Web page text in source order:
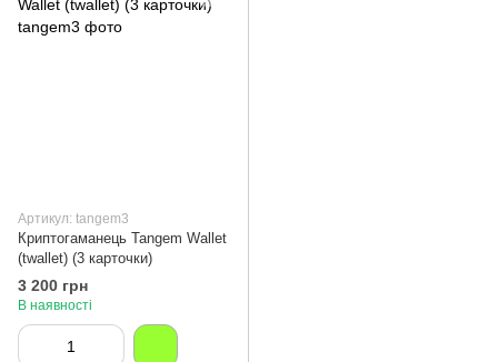
Артикул: tangem3
Криптогаманець Tangem Wallet
(twallet) (3 карточки)
3 200 грн
В наявності